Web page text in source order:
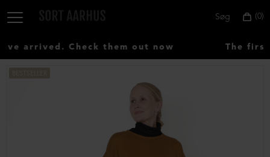
0
Søg
arrived. Check them out now The first